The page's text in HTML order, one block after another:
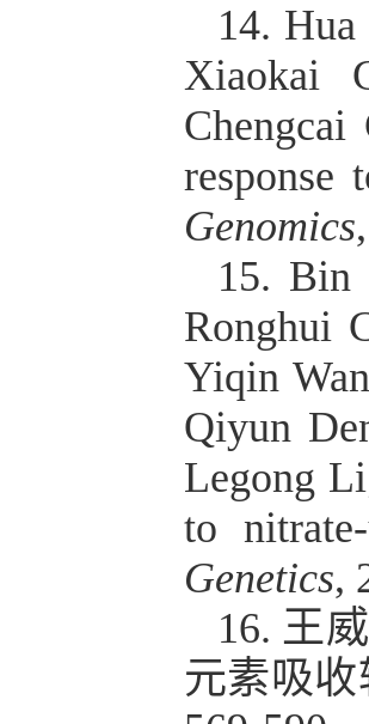
14.
Xiaokai
response
Genomics
15. Bin
Ronghui
Yiqin
Qiyun
Legong
to
Genetics,
16. 王威
元素吸